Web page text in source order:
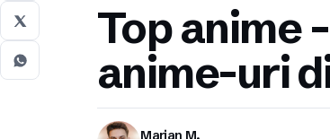
Top anime
anime-uri
Marian M.